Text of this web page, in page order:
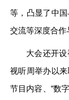
等，凸显了中
交流等深度合作
大会还开
视听周举办以
节目内容、“数